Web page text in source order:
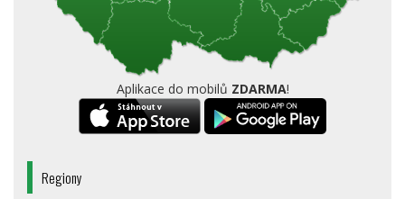
Aplikace do mobilů ZDARMA!
Regiony